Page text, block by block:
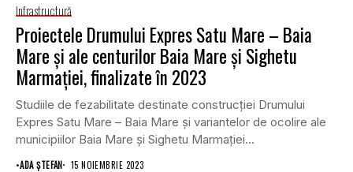
Infrastructură
Proiectele Drumului Expres Satu Mare – Baia
Mare și ale centurilor Baia Mare și Sighetu
Marmației, finalizate în 2023
Studiile de fezabilitate destinate construcției Drumului
Expres Satu Mare – Baia Mare și variantelor de ocolire ale
municipiilor Baia Mare și Sighetu Marmației...
•ADA ȘTEFAN 15 NOIEMBRIE 2023